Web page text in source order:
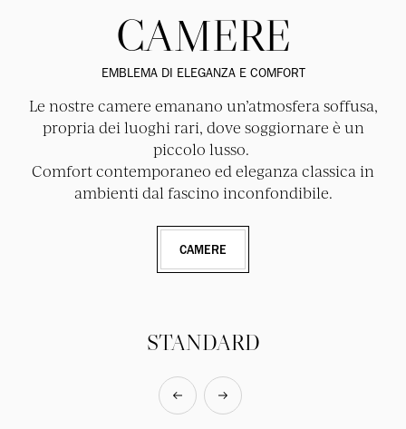
CAMERE
EMBLEMA DI ELEGANZA E COMFORT
Le nostre camere emanano un’atmosfera soffusa,
propria dei luoghi rari, dove soggiornare è un
piccolo lusso.
Comfort contemporaneo ed eleganza classica in
ambienti dal fascino inconfondibile.
CAMERE
STANDARD